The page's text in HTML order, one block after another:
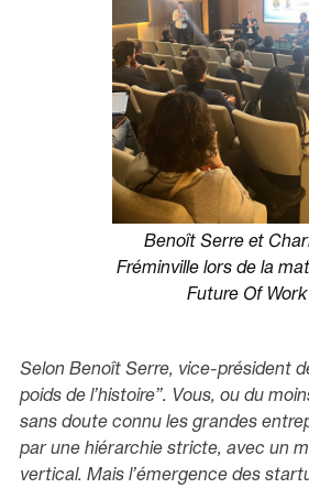
Benoît Serre et
Fréminville lors de la
Future Of
Selon Benoît Serre, vice-président
poids de l’histoire”. Vous, ou du
sans doute connu les grandes
par une hiérarchie stricte, avec un
vertical. Mais l’émergence des